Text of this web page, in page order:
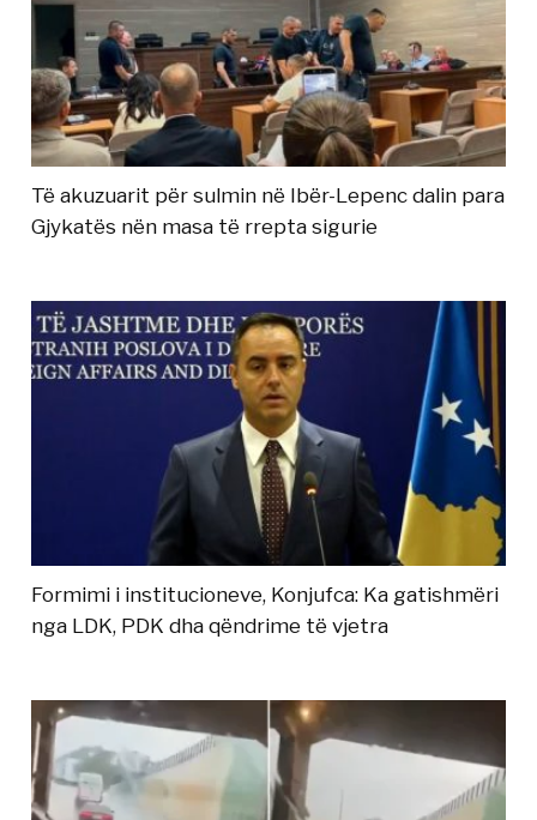
Të akuzuarit për sulmin në Ibër-Lepenc dalin para
Gjykatës nën masa të rrepta sigurie
Formimi i institucioneve, Konjufca: Ka gatishmëri
nga LDK, PDK dha qëndrime të vjetra